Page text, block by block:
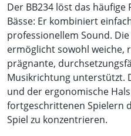
Der BB234 löst das
Bässe: Er kombiniert
professionellem Sound.
ermöglicht sowohl weiche,
prägnante,
Musikrichtung unterstützt.
und der ergonomische
fortgeschrittenen Spielern
Spiel zu konzentrieren.